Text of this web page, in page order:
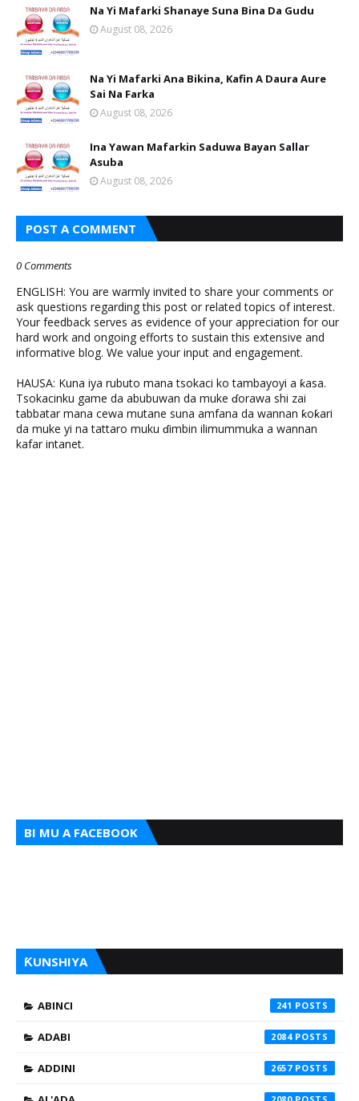
Na Yi Mafarki Shanaye Suna Bina Da Gudu
August 08, 2026
Na Yi Mafarki Ana Bikina, Kafin A Daura Aure
Sai Na Farka
August 08, 2026
Ina Yawan Mafarkin Saduwa Bayan Sallar
Asuba
August 08, 2026
POST A COMMENT
0 Comments
ENGLISH: You are warmly invited to share your comments or
ask questions regarding this post or related topics of interest.
Your feedback serves as evidence of your appreciation for our
hard work and ongoing efforts to sustain this extensive and
informative blog. We value your input and engagement.
HAUSA: Kuna iya rubuto mana tsokaci ko tambayoyi a ƙasa.
Tsokacinku game da abubuwan da muke ɗorawa shi zai
tabbatar mana cewa mutane suna amfana da wannan ƙoƙari
da muke yi na tattaro muku ɗimbin ilimummuka a wannan
kafar intanet.
BI MU A FACEBOOK
ƘUNSHIYA
ABINCI 241
ADABI 2084
ADDINI 2657